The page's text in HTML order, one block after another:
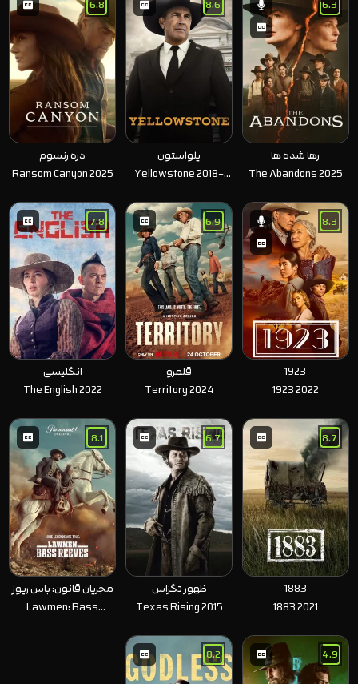
Hokkaido 2024
6.3
رها شده ها
The Abandons 2025
8.6
یلواستون
Yellowstone 2018-
2023
6.8
دره رنسوم
Ransom Canyon 2025
8.3
1923
1923 2022
6.9
قلمرو
Territory 2024
7.8
انگلیسی
The English 2022
8.7
1883
1883 2021
6.7
ظهور تگزاس
Texas Rising 2015
8.1
مجریان قانون: باس ریوز
Lawmen: Bass
4.9
8.2